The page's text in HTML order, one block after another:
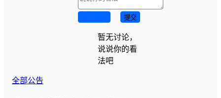
提交
暂无讨论，
说说你的看
法吧
全部公告